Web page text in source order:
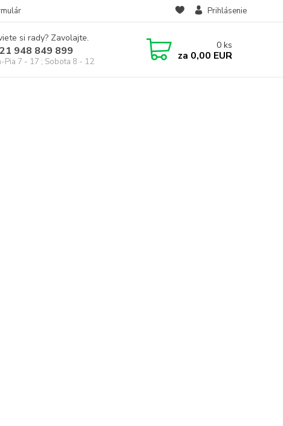
Prihlásenie
si rady? Zavolajte.
948 849 899
Pia 7 - 17 ; Sobota 8 - 12
0 ks
za 0,00 EUR